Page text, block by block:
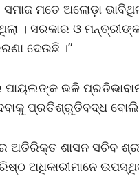
ମତେ ଅଲୋଡ଼ା
। ସରକାର ଓ
ଦେଉଛି ।”
ପାୟଲଙ୍କ ଭଳି
ପ୍ରତିଶ୍ରୁତିବଦ୍ଧ ବୋଲି
ଅତିରିକ୍ତ ଶାସନ ସଚିବ
ଅଧିକାରୀମାନେ